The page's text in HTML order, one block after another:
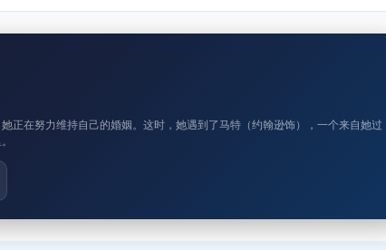
正在努力维持自己的婚姻。这时，她遇到了马特（约翰逊饰），一个来自她过